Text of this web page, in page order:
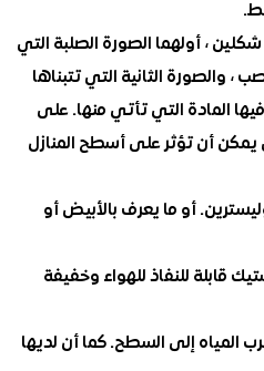
الصورة الصلبة التي
الثانية التي تتبناها
التي تأتي منها. على
تؤثر على أسطح المنازل
أو ما يعرف بالأبيض أو
للنفاذ للهواء وخفيفة
إلى السطح. كما أن لديها